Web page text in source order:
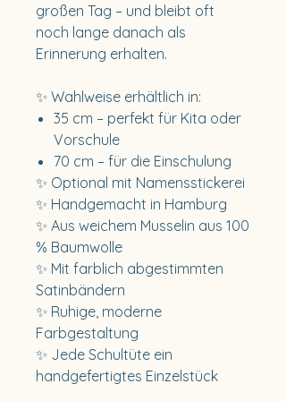
großen Tag – und bleibt oft
noch lange danach als
Erinnerung erhalten.
✨ Wahlweise erhältlich in:
35 cm – perfekt für Kita oder
Vorschule
70 cm – für die Einschulung
✨ Optional mit Namensstickerei
✨ Handgemacht in Hamburg
✨ Aus weichem Musselin aus 100
% Baumwolle
✨ Mit farblich abgestimmten
Satinbändern
✨ Ruhige, moderne
Farbgestaltung
✨ Jede Schultüte ein
handgefertigtes Einzelstück